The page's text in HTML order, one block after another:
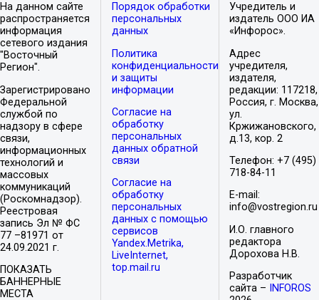
На данном сайте
распространяется
информация
сетевого издания
"Восточный
Регион".
Зарегистрировано
Федеральной
службой по
надзору в сфере
связи,
информационных
технологий и
массовых
коммуникаций
(Роскомнадзор).
Реестровая
запись Эл № ФС
77 –81971 от
24.09.2021 г.
ПОКАЗАТЬ
БАННЕРНЫЕ
МЕСТА
Порядок обработки
персональных
данных
Политика
конфиденциальности
и защиты
информации
Согласие на
обработку
персональных
данных обратной
связи
Согласие на
обработку
персональных
данных с помощью
сервисов
Yandex.Metrika,
LiveInternet,
top.mail.ru
Учредитель и
издатель ООО ИА
«Инфорос».
Адрес
учредителя,
издателя,
редакции: 117218,
Россия, г. Москва,
ул.
Кржижановского,
д.13, кор. 2
Телефон: +7 (495)
718-84-11
E-mail:
info@vostregion.ru
И.О. главного
редактора
Дорохова Н.В.
Разработчик
сайта –
INFOROS